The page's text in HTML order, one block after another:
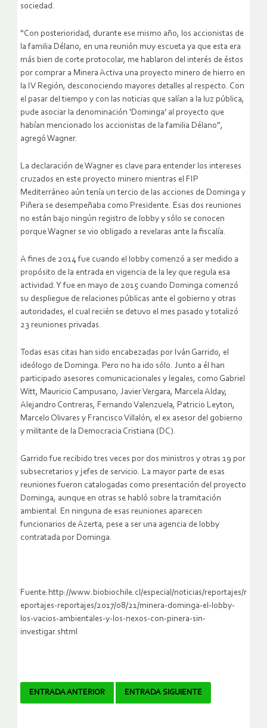
sociedad.
“Con posterioridad, durante ese mismo año, los accionistas de
la familia Délano, en una reunión muy escueta ya que esta era
más bien de corte protocolar, me hablaron del interés de éstos
por comprar a Minera Activa una proyecto minero de hierro en
la IV Región, desconociendo mayores detalles al respecto. Con
el pasar del tiempo y con las noticias que salían a la luz pública,
pude asociar la denominación ‘Dominga’ al proyecto que
habían mencionado los accionistas de la familia Délano”,
agregó Wagner.
La declaración de Wagner es clave para entender los intereses
cruzados en este proyecto minero mientras el FIP
Mediterráneo aún tenía un tercio de las acciones de Dominga y
Piñera se desempeñaba como Presidente. Esas dos reuniones
no están bajo ningún registro de lobby y sólo se conocen
porque Wagner se vio obligado a revelaras ante la fiscalía.
A fines de 2014 fue cuando el lobby comenzó a ser medido a
propósito de la entrada en vigencia de la ley que regula esa
actividad. Y fue en mayo de 2015 cuando Dominga comenzó
su despliegue de relaciones públicas ante el gobierno y otras
autoridades, el cual recién se detuvo el mes pasado y totalizó
23 reuniones privadas.
Todas esas citas han sido encabezadas por Iván Garrido, el
ideólogo de Dominga. Pero no ha ido sólo. Junto a él han
participado asesores comunicacionales y legales, como Gabriel
Witt, Mauricio Campusano, Javier Vergara, Marcela Alday,
Alejandro Contreras, Fernando Valenzuela, Patricio Leyton,
Marcelo Olivares y Francisco Villalón, el ex asesor del gobierno
y militante de la Democracia Cristiana (DC).
Garrido fue recibido tres veces por dos ministros y otras 19 por
subsecretarios y jefes de servicio. La mayor parte de esas
reuniones fueron catalogadas como presentación del proyecto
Dominga, aunque en otras se habló sobre la tramitación
ambiental. En ninguna de esas reuniones aparecen
funcionarios de Azerta, pese a ser una agencia de lobby
contratada por Dominga.
Fuente:http://www.biobiochile.cl/especial/noticias/reportajes/r
eportajes-reportajes/2017/08/21/minera-dominga-el-lobby-
los-vacios-ambientales-y-los-nexos-con-pinera-sin-
investigar.shtml
Navegador
ENTRADA ANTERIOR ENTRADA SIGUIENTE